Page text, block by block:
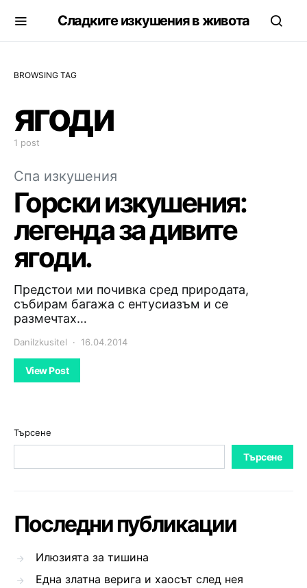
Сладките изкушения в живота
BROWSING TAG
ягоди
1 post
Спа изкушения
Горски изкушения:
легенда за дивите
ягоди.
Предстои ми почивка сред природата,
събирам багажа с ентусиазъм и се
размечтах…
DaniIzkusitel 16.04.2014
View Post
Търсене
Търсене
Последни публикации
Илюзията за тишина
Една златна верига и хаосът след нея